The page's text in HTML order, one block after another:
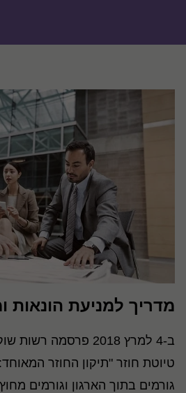
מדריך למניעת הונאות
ב-4 למרץ 2018 פרסמה
טיוטת חוזר "תיקון החוזר
גורמים בתוך הארגון וגורמים